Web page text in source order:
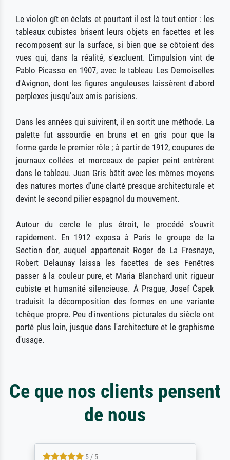
Le violon gît en éclats et pourtant il est là tout entier : les
tableaux cubistes brisent leurs objets en facettes et les
recomposent sur la surface, si bien que se côtoient des
vues qui, dans la réalité, s'excluent. L'impulsion vint de
Pablo Picasso en 1907, avec le tableau Les Demoiselles
d'Avignon, dont les figures anguleuses laissèrent d'abord
perplexes jusqu'aux amis parisiens.
Dans les années qui suivirent, il en sortit une méthode. La
palette fut assourdie en bruns et en gris pour que la
forme garde le premier rôle ; à partir de 1912, coupures de
journaux collées et morceaux de papier peint entrèrent
dans le tableau. Juan Gris bâtit avec les mêmes moyens
des natures mortes d'une clarté presque architecturale et
devint le second pilier espagnol du mouvement.
Autour du cercle le plus étroit, le procédé s'ouvrit
rapidement. En 1912 exposa à Paris le groupe de la
Section d'or, auquel appartenait Roger de La Fresnaye,
Robert Delaunay laissa les facettes de ses Fenêtres
passer à la couleur pure, et Maria Blanchard unit rigueur
cubiste et humanité silencieuse. À Prague, Josef Čapek
traduisit la décomposition des formes en une variante
tchèque propre. Peu d'inventions picturales du siècle ont
porté plus loin, jusque dans l'architecture et le graphisme
d'usage.
Ce que nos clients pensent
de nous
4.5 / 5